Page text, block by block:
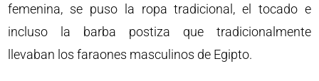
femenina, se puso la ropa tradicional, el tocado e
incluso la barba postiza que tradicionalmente
llevaban los faraones masculinos de Egipto.